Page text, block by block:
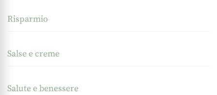
Risparmio
Salse e creme
Salute e benessere